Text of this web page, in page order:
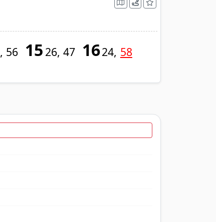
56 15 26 47 1624 58